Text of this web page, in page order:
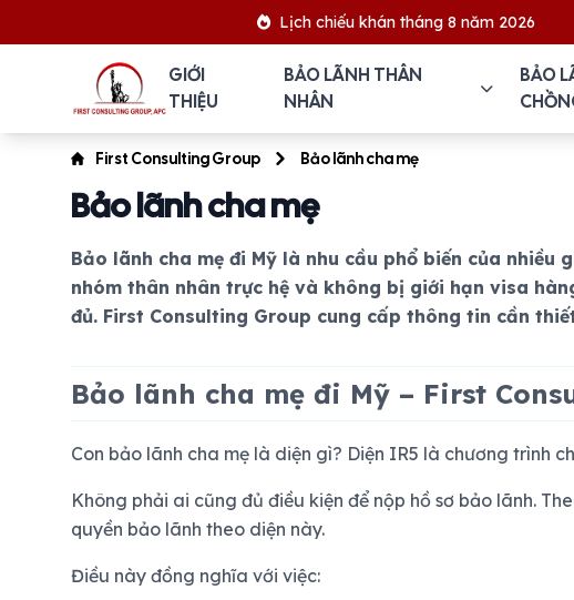
Lịch chiếu khán tháng 8 năm 2026
GIỚI
THIỆU
BẢO LÃNH THÂN
NHÂN
BẢO
First Consulting Group Bảo lãnh cha mẹ
Bảo lãnh cha mẹ
Bảo lãnh cha mẹ đi Mỹ là nhu cầu phổ biến của nhiều
nhóm thân nhân trực hệ và không bị giới hạn visa
đủ. First Consulting Group cung cấp thông tin cần
Bảo lãnh cha mẹ đi Mỹ – First
Con bảo lãnh cha mẹ là diện gì? Diện IR5 là chương trình
Không phải ai cũng đủ điều kiện để nộp hồ sơ bảo lãnh.
quyền bảo lãnh theo diện này.
Điều này đồng nghĩa với việc: